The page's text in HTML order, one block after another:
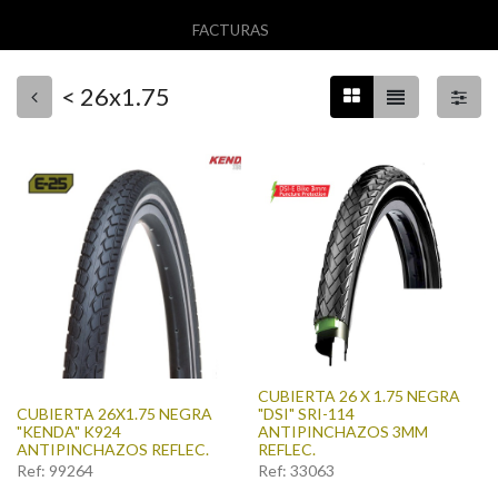
FACTURAS
< 26x1.75
CUBIERTA 26X1.75 NEGRA
"KENDA" K924
ANTIPINCHAZOS REFLEC.
Ref: 99264
CUBIERTA 26 X 1.75 NEGRA
"DSI" SRI-114
ANTIPINCHAZOS 3MM
REFLEC.
Ref: 33063